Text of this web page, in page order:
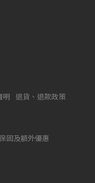
明 退貨、退款政策
固及額外優惠